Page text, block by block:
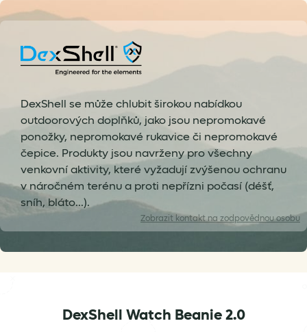
DexShell se může chlubit širokou nabídkou
outdoorových doplňků, jako jsou nepromokavé
ponožky, nepromokavé rukavice či nepromokavé
čepice. Produkty jsou navrženy pro všechny
venkovní aktivity, které vyžadují zvýšenou ochranu
v náročném terénu a proti nepřízni počasí (déšť,
sníh, bláto...).
Zobrazit kontakt na zodpovědnou osobu
DexShell Watch Beanie 2.0